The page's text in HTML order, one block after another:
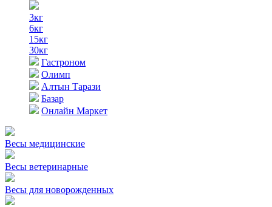
3кг
6кг
15кг
30кг
Гастроном
Олимп
Алтын Тарази
Базар
Онлайн Маркет
Весы медицинские
Весы ветеринарные
Весы для новорожденных